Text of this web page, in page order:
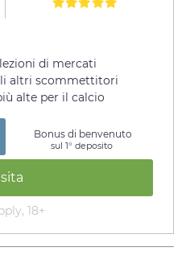
di mercati
altri scommettitori
alte per il calcio
Bonus di benvenuto
sul 1° deposito
18+